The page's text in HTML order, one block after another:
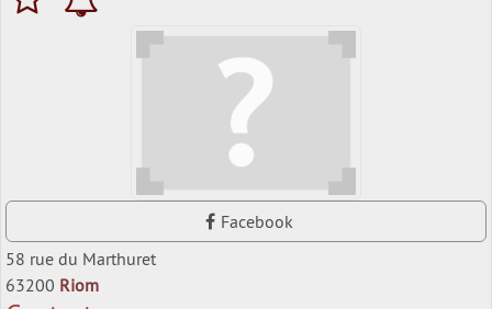
Facebook
58 rue du Marthuret
63200 Riom